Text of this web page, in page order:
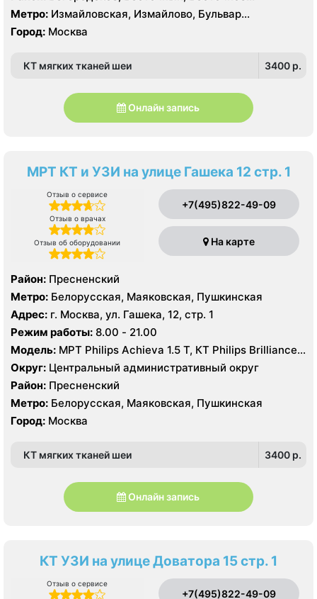
Измайлово, Гольяново, Измайлово, Метрогородок,
Северное Измайлово, Соколиная Гора, Сокольники
Метро: Измайловская, Измайлово, Бульвар
Рокоссовского, Белокаменная , Локомотив ,
Партизанская, Первомайская, Преображенская
площадь, Ростокино, Семеновская, Соколиная гора,
Сокольники, Черкизовская, Щелковская,
Город: Москва
КТ мягких тканей шеи 3400 p.
Онлайн запись
МРТ КТ и УЗИ на улице Гашека 12 стр. 1
Отзыв о сервисе
Отзыв о врачах
Отзыв об оборудовании
+7(495)822-49-09
На карте
Район: Пресненский
Метро: Белорусская, Маяковская, Пушкинская
Адрес: г. Москва, ул. Гашека, 12, стр. 1
Режим работы: 8.00 - 21.00
Модель: МРТ Philips Achieva 1.5 T, КТ Philips Brilliance
CT 64 среза, УЗИ Philips iE33 X-matrix
Округ: Центральный административный округ
Район: Пресненский
Метро: Белорусская, Маяковская, Пушкинская
Город: Москва
КТ мягких тканей шеи 3400 p.
Онлайн запись
КТ УЗИ на улице Доватора 15 стр. 1
Отзыв о сервисе
+7(495)822-49-09